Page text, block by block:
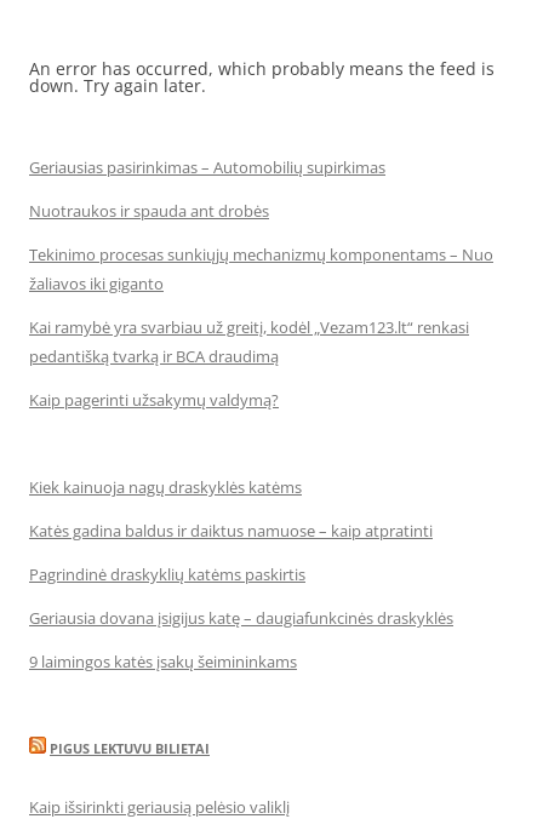
An error has occurred, which probably means the feed is
down. Try again later.
Geriausias pasirinkimas – Automobilių supirkimas
Nuotraukos ir spauda ant drobės
Tekinimo procesas sunkiųjų mechanizmų komponentams – Nuo
žaliavos iki giganto
Kai ramybė yra svarbiau už greitį, kodėl „Vezam123.lt“ renkasi
pedantišką tvarką ir BCA draudimą
Kaip pagerinti užsakymų valdymą?
Kiek kainuoja nagų draskyklės katėms
Katės gadina baldus ir daiktus namuose – kaip atpratinti
Pagrindinė draskyklių katėms paskirtis
Geriausia dovana įsigijus katę – daugiafunkcinės draskyklės
9 laimingos katės įsakų šeimininkams
PIGUS LEKTUVU BILIETAI
Kaip išsirinkti geriausią pelėsio valiklį